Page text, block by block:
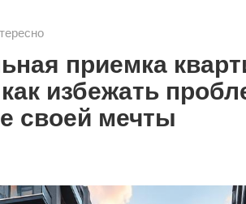
приемка
избежать
своей мечты